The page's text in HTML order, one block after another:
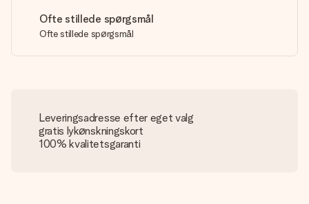
Ofte stillede spørgsmål
Ofte stillede spørgsmål
Leveringsadresse efter eget valg
gratis lykønskningskort
100% kvalitetsgaranti